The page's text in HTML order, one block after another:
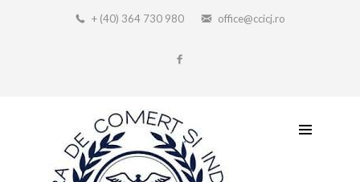
+ (40) 364 730 980 office@ccicj.ro